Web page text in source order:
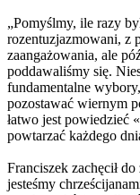
„Pomyślmy, ile razy
rozentuzjazmowani, z
zaangażowania, ale
poddawaliśmy się.
fundamentalne
pozostawać wiernym
łatwo jest powiedzieć
powtarzać każdego
Franciszek zachęcił
jesteśmy